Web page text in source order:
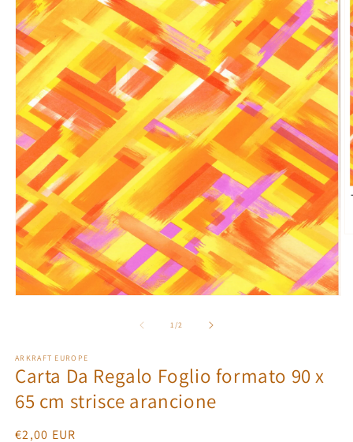
1/of2
ARKRAFT EUROPE
Carta Da Regalo Foglio formato 90 x
65 cm strisce arancione
Regular
€2,00 EUR